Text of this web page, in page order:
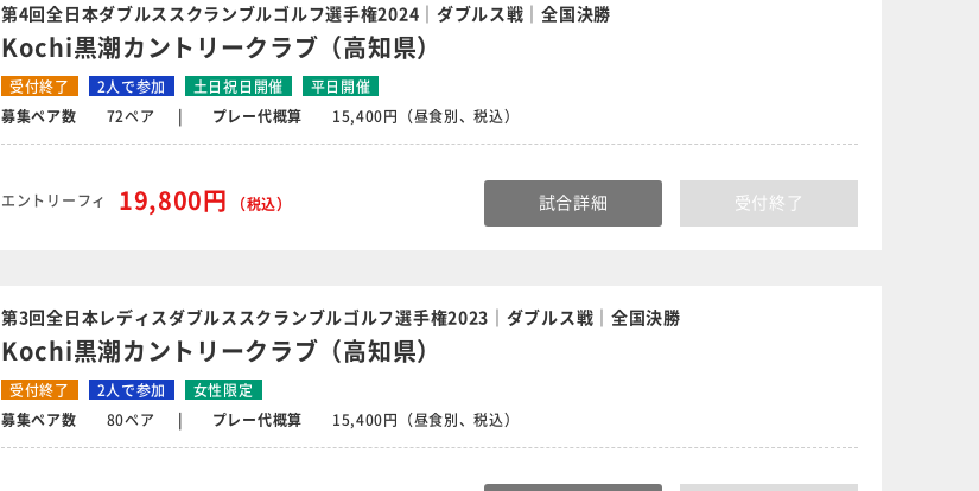
第4回全日本ダブルススクランブルゴルフ選手権2024｜ダブルス戦｜全国決勝
Kochi黒潮カントリークラブ（高知県）
受付終了 2人で参加 土日祝日開催 平日開催
募集ペア数 72ペア プレー代概算 15,400円（昼食別、税込）
エントリーフィ 19,800円 （税込） 試合詳細 受付終了
第3回全日本レディスダブルススクランブルゴルフ選手権2023｜ダブルス戦｜全国決勝
Kochi黒潮カントリークラブ（高知県）
受付終了 2人で参加 女性限定
募集ペア数 80ペア プレー代概算 15,400円（昼食別、税込）